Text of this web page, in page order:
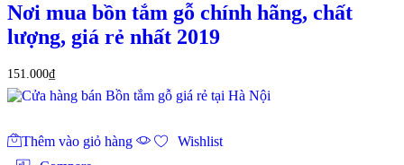
Nơi mua bồn tắm gỗ chính hãng, chất
lượng, giá rẻ nhất 2019
151.000₫
Thêm vào giỏ hàng
Wishlist